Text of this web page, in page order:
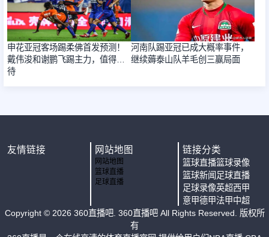
申花亚冠客场踢柔佛首发预测！
戴伟浚和谢鹏飞踢主力，值得期
待
河南队踢亚冠已成大概率事件，
继续薅泰山队羊毛创三赢局面
友情链接 网站地图
网站地图
篮球直播
足球直播
链接分类
篮球直播篮球录像
篮球新闻 足球直播
足球录像英超西甲
意甲德甲法甲中超
Copyright © 2026 360直播吧. 360直播吧 All Rights Reserved. 版权所
有